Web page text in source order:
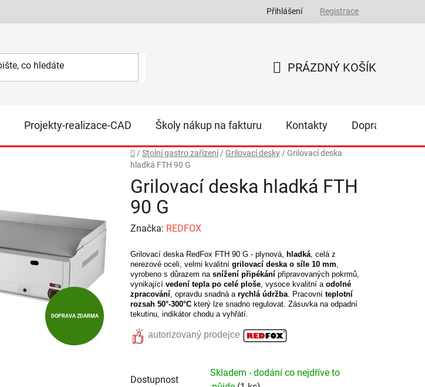
Přihlášení Registrace
PRÁZDNÝ KOŠÍK
Projekty-realizace-CAD Školy nákup na fakturu Kontakty Doprava
Domů
/ Stolní gastro zařízení / Grilovací desky / Grilovací deska
hladká FTH 90 G
Grilovací deska hladká FTH
90 G
Značka: REDFOX
Grilovací deska RedFox FTH 90 G - plynová, hladká , celá z
nerezové oceli, velmi kvalitní grilovací deska o síle 10 mm
vyrobeno s důrazem na snížení připékání připravovaných pokrmů,
vynikající vedení tepla po celé ploše , vysoce kvalitní a odolné
zpracování , opravdu snadná a rychlá údržba . Pracovní teplotní
rozsah 50°-300°C který lze snadno regulovat. Zásuvka na odpadní
tekutinu, indikátor chodu a vyhřátí.
autorizovaný prodejce
Dostupnost
Skladem - dodání co nejdříve to
DOPRAVA ZDARMA